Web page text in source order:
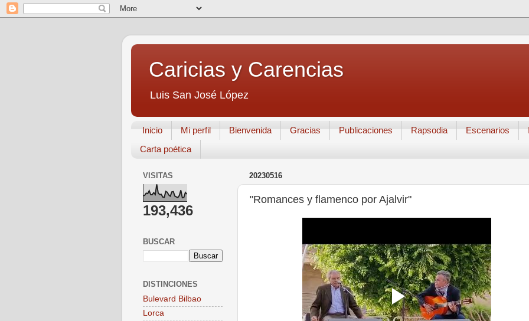
Caricias y Carencias
Luis San José López
Inicio Mi perfil Bienvenida Gracias Publicaciones Rapsodia Escenarios
Carta poética
20230516
"Romances y flamenco por Ajalvir"
VISITAS
193,436
BUSCAR
DISTINCIONES
Bulevard Bilbao
Lorca